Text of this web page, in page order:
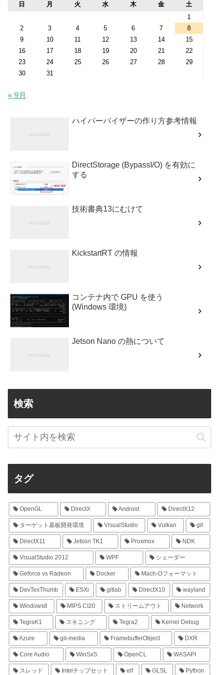
日 月 火 水 木 金
土
1
2
3 4 5 6 7
8
9
10 11 12 13 14
15
16
17 18 19 20 21
22
23
24 25 26 27 28
29
30
31
« 9月
ハイパーバイザーの作り方参考情報
DirectStorage (BypassI/O) を有効に
する
技術書典13にむけて
KickstartRT の情報
コンテナ内で GPU を使う
(Windows 環境)
Jetson Nano の熱について
検索
タグ
OpenGL DirectX Android DirectX12
ターゲット基板開発環境 VisualStudio Vulkan git
DirectX11 Jetson TK1 Proxmox NDK
VisualStudio 2012 WPF シェーダー
Geforce vs Radeon Docker Mach-Oフォーマット
DevTexThumb ESXi gitlab DirectX10 wayland
Windows8 MIPS CI20 ストリームアウト Network
TegraK1 スキニング Tegra2 Kernel Debug
Azure git-media FramebufferObject DXR
Core Audio WinSxS OpenCL WASAPI
スレッド Intelチップセット elf GLSL Python